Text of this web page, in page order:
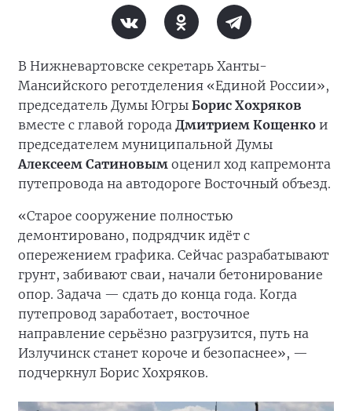
В Нижневартовске секретарь Ханты-
Мансийского реготделения «Единой России»,
председатель Думы Югры Борис Хохряков
вместе с главой города Дмитрием Кощенко и
председателем муниципальной Думы
Алексеем Сатиновым оценил ход капремонта
путепровода на автодороге Восточный объезд.
«Старое сооружение полностью
демонтировано, подрядчик идёт с
опережением графика. Сейчас разрабатывают
грунт, забивают сваи, начали бетонирование
опор. Задача — сдать до конца года. Когда
путепровод заработает, восточное
направление серьёзно разгрузится, путь на
Излучинск станет короче и безопаснее», —
подчеркнул Борис Хохряков.